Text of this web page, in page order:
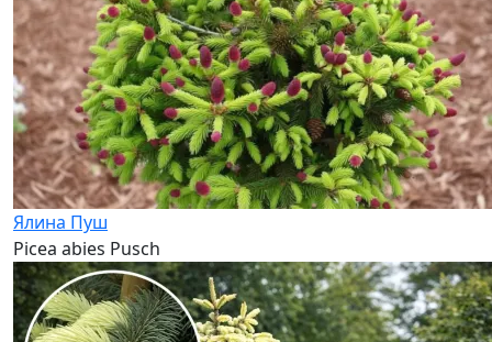
Ялина Пуш
Picea abies Pusch